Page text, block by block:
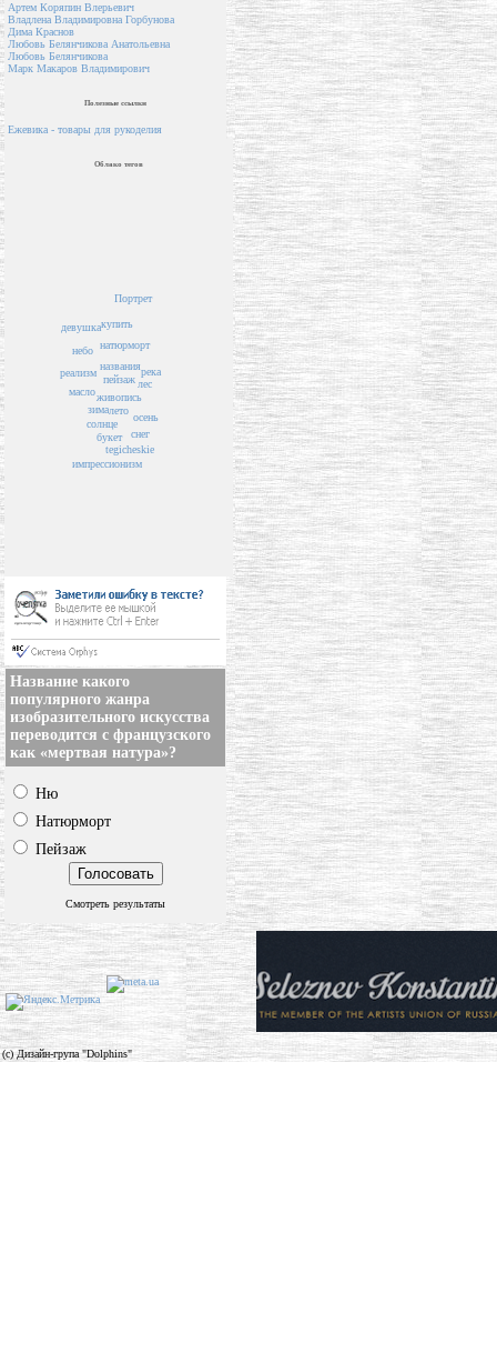
Артем Коряпин Влерьевич
Владлена Владимировна Горбунова
Дима Краснов
Любовь Белянчикова Анатольевна
Любовь Белянчикова
Марк Макаров Владимирович
Полезные ссылки
Ежевика - товары для рукоделия
Облако тегов
пейзаж
названия
живопись
лето
натюрморт
купить
солнце
лес
зима
осень
букет
масло
река
снег
tegicheskie
реализм
небо
импрессионизм
Портрет
девушка
Название какого
популярного жанра
изобразительного искусства
переводится с французского
как «мертвая натура»?
Ню
Натюрморт
Пейзаж
Смотреть результаты
(c) Дизайн-група "Dolphins"